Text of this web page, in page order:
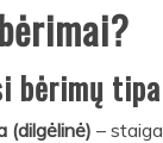
bėrimų
(dilgėlinė) –